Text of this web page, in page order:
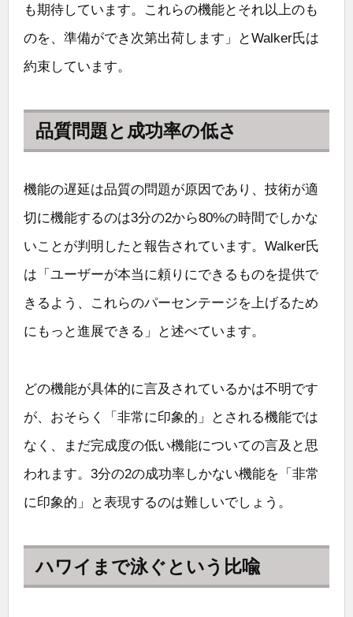
も期待しています。これらの機能とそれ以上のも
のを、準備ができ次第出荷します」とWalker氏は
約束しています。
品質問題と成功率の低さ
機能の遅延は品質の問題が原因であり、技術が適
切に機能するのは3分の2から80%の時間でしかな
いことが判明したと報告されています。Walker氏
は「ユーザーが本当に頼りにできるものを提供で
きるよう、これらのパーセンテージを上げるため
にもっと進展できる」と述べています。
どの機能が具体的に言及されているかは不明です
が、おそらく「非常に印象的」とされる機能では
なく、まだ完成度の低い機能についての言及と思
われます。3分の2の成功率しかない機能を「非常
に印象的」と表現するのは難しいでしょう。
ハワイまで泳ぐという比喩